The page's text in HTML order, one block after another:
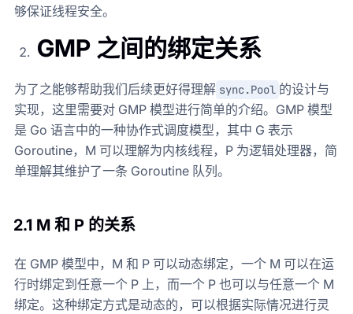
够保证线程安全。
GMP 之间的绑定关系
为了之能够帮助我们后续更好得理解 sync.Pool 的设计与
实现，这里需要对 GMP 模型进行简单的介绍。GMP 模型
是 Go 语言中的一种协作式调度模型，其中 G 表示
Goroutine，M 可以理解为内核线程，P 为逻辑处理器，简
单理解其维护了一条 Goroutine 队列。
2.1 M 和 P 的关系
在 GMP 模型中，M 和 P 可以动态绑定，一个 M 可以在运
行时绑定到任意一个 P 上，而一个 P 也可以与任意一个 M
绑定。这种绑定方式是动态的，可以根据实际情况进行灵